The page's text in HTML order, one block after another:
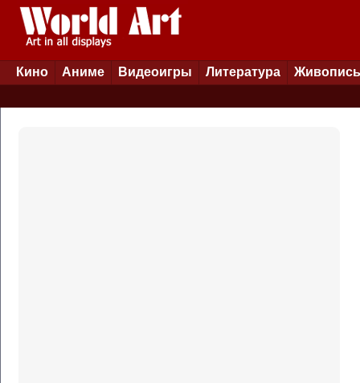
Кино Аниме Видеоигры Литература Живопись